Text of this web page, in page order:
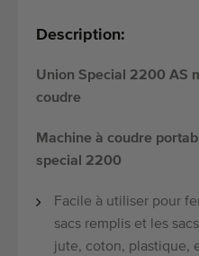
Description:
Union Special 2200 AS
coudre
Machine à coudre
special 2200
Facile à utiliser pour
sacs remplis et les
jute, coton, plastique,